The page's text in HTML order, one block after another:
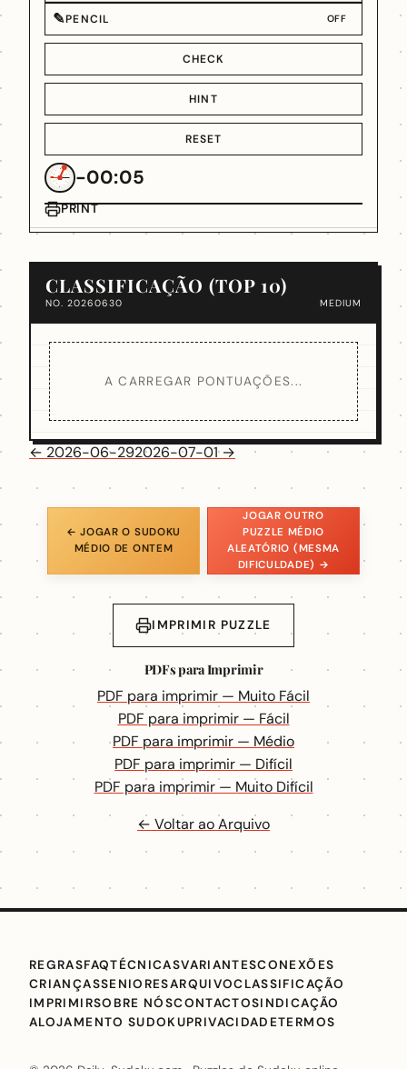
✎PENCIL OFF
CHECK
HINT
RESET
-00:05
PRINT
CLASSIFICAÇÃO (TOP 10)
NO. 20260630 MEDIUM
A CARREGAR PONTUAÇÕES...
← 2026-06-292026-07-01 →
← JOGAR O SUDOKU
MÉDIO DE ONTEM
JOGAR OUTRO
PUZZLE MÉDIO
ALEATÓRIO (MESMA
DIFICULDADE) →
IMPRIMIR PUZZLE
PDFs para Imprimir
PDF para imprimir — Muito Fácil
PDF para imprimir — Fácil
PDF para imprimir — Médio
PDF para imprimir — Difícil
PDF para imprimir — Muito Difícil
← Voltar ao Arquivo
REGRASFAQTÉCNICASVARIANTESCONEXÕES
CRIANÇASSENIORESARQUIVOCLASSIFICAÇÃO
IMPRIMIRSOBRE NÓSCONTACTOSINDICAÇÃO
ALOJAMENTO SUDOKUPRIVACIDADETERMOS